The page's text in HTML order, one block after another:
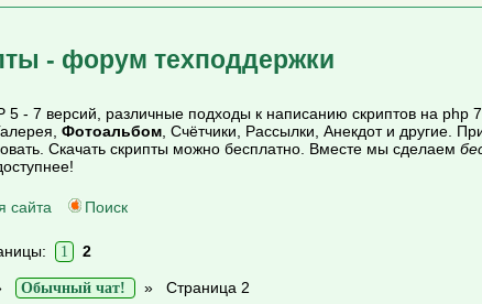
- форум техподдержки
7 версий, различные подходы к написанию скриптов на php
Фотоальбом, Счётчики, Рассылки, Анекдот и другие.
Скачать скрипты можно бесплатно. Вместе мы сделаем
сайта Поиск
1 2
Обычный чат! » Страница 2